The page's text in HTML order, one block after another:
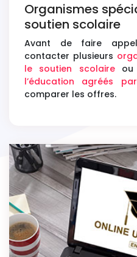
Organismes
soutien scolaire
Avant de faire
contacter plusieurs
le soutien scolaireou
l’éducation agréés
comparer les offres.